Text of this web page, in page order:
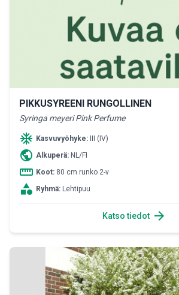
PIKKUSYREENI RUNGOLLINEN
Syringa meyeri Pink Perfume
ac_unit Kasvuvyöhyke: III (IV)
public Alkuperä: NL/FI
straighten Koot: 80 cm runko 2-v
category Ryhmä: Lehtipuu
Katso tiedot arrow_forward